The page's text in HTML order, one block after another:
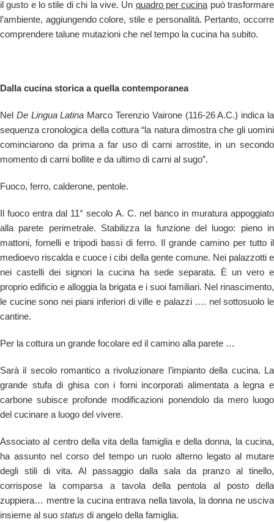
il gusto e lo stile di chi la vive. Un quadro per cucina può trasformare
l’ambiente, aggiungendo colore, stile e personalità. Pertanto, occorre
comprendere talune mutazioni che nel tempo la cucina ha subito.
Dalla cucina storica a quella contemporanea
Nel De Lingua Latina Marco Terenzio Vairone (116-26 A.C.) indica la
sequenza cronologica della cottura “la natura dimostra che gli uomini
cominciarono da prima a far uso di carni arrostite, in un secondo
momento di carni bollite e da ultimo di carni al sugo”.
Fuoco, ferro, calderone, pentole.
Il fuoco entra dal 11° secolo A. C. nel banco in muratura appoggiato
alla parete perimetrale. Stabilizza la funzione del luogo: pieno in
mattoni, fornelli e tripodi bassi di ferro. Il grande camino per tutto il
medioevo riscalda e cuoce i cibi della gente comune. Nei palazzotti e
nei castelli dei signori la cucina ha sede separata. È un vero e
proprio edificio e alloggia la brigata e i suoi familiari. Nel rinascimento,
le cucine sono nei piani inferiori di ville e palazzi …. nel sottosuolo le
cantine.
Per la cottura un grande focolare ed il camino alla parete …
Sarà il secolo romantico a rivoluzionare l’impianto della cucina. La
grande stufa di ghisa con i forni incorporati alimentata a legna e
carbone subisce profonde modificazioni ponendolo da mero luogo
del cucinare a luogo del vivere.
Associato al centro della vita della famiglia e della donna, la cucina,
ha assunto nel corso del tempo un ruolo alterno legato al mutare
degli stili di vita. Al passaggio dalla sala da pranzo al tinello,
corrispose la comparsa a tavola della pentola al posto della
zuppiera… mentre la cucina entrava nella tavola, la donna ne usciva
insieme al suo status di angelo della famiglia.